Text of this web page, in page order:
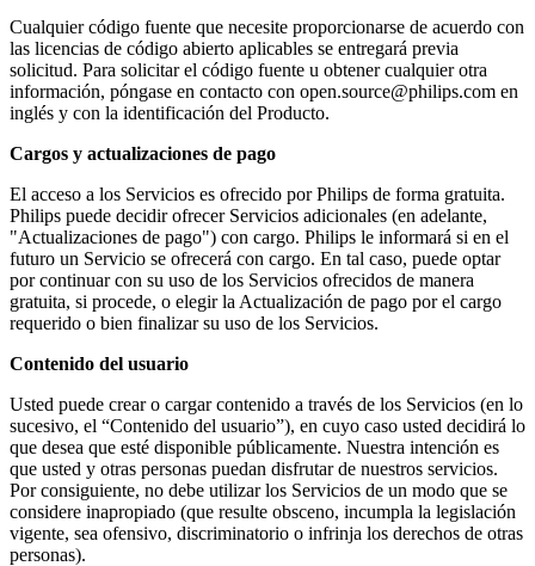
Cualquier código fuente que necesite proporcionarse de acuerdo con
las licencias de código abierto aplicables se entregará previa
solicitud. Para solicitar el código fuente u obtener cualquier otra
información, póngase en contacto con open.source@philips.com en
inglés y con la identificación del Producto.
Cargos y actualizaciones de pago
El acceso a los Servicios es ofrecido por Philips de forma gratuita.
Philips puede decidir ofrecer Servicios adicionales (en adelante,
"Actualizaciones de pago") con cargo. Philips le informará si en el
futuro un Servicio se ofrecerá con cargo. En tal caso, puede optar
por continuar con su uso de los Servicios ofrecidos de manera
gratuita, si procede, o elegir la Actualización de pago por el cargo
requerido o bien finalizar su uso de los Servicios.
Contenido del usuario
Usted puede crear o cargar contenido a través de los Servicios (en lo
sucesivo, el “Contenido del usuario”), en cuyo caso usted decidirá lo
que desea que esté disponible públicamente. Nuestra intención es
que usted y otras personas puedan disfrutar de nuestros servicios.
Por consiguiente, no debe utilizar los Servicios de un modo que se
considere inapropiado (que resulte obsceno, incumpla la legislación
vigente, sea ofensivo, discriminatorio o infrinja los derechos de otras
personas).